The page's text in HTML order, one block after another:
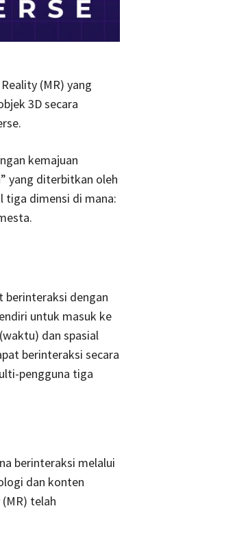
(MR) yang
3D secara
kemajuan
yang diterbitkan oleh
tiga dimensi di mana:
berinteraksi dengan
untuk masuk ke
dan spasial
berinteraksi secara
pengguna tiga
berinteraksi melalui
dan konten
telah